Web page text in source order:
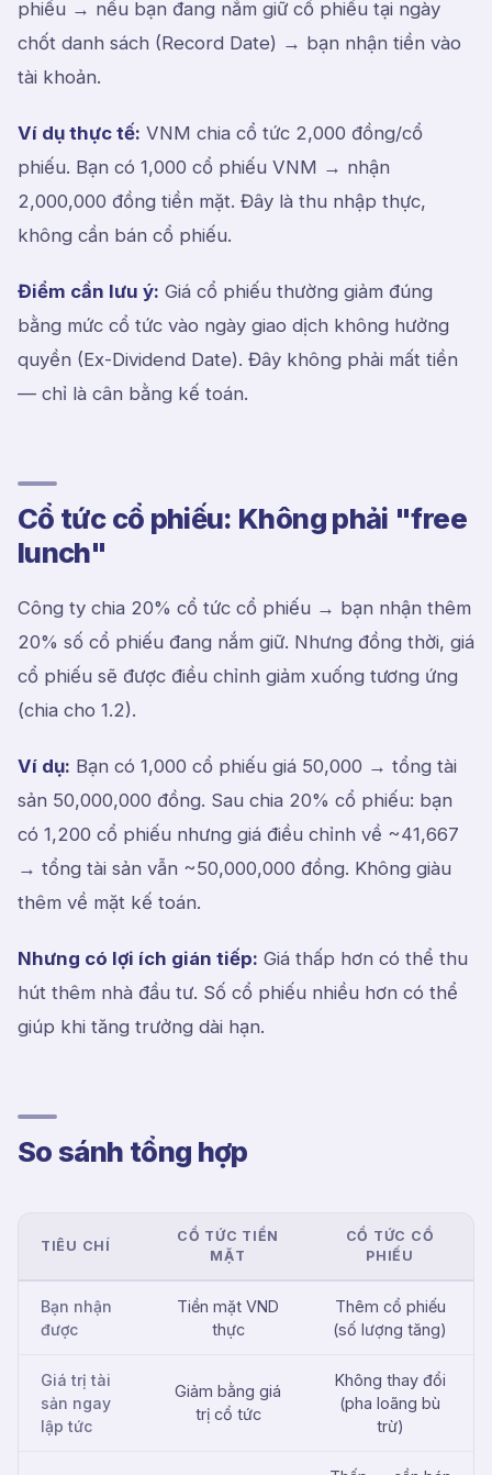
phiếu → nếu bạn đang nắm giữ cổ phiếu tại ngày
chốt danh sách (Record Date) → bạn nhận tiền vào
tài khoản.
Ví dụ thực tế: VNM chia cổ tức 2,000 đồng/cổ
phiếu. Bạn có 1,000 cổ phiếu VNM → nhận
2,000,000 đồng tiền mặt. Đây là thu nhập thực,
không cần bán cổ phiếu.
Điểm cần lưu ý: Giá cổ phiếu thường giảm đúng
bằng mức cổ tức vào ngày giao dịch không hưởng
quyền (Ex-Dividend Date). Đây không phải mất tiền
— chỉ là cân bằng kế toán.
Cổ tức cổ phiếu: Không phải "free
lunch"
Công ty chia 20% cổ tức cổ phiếu → bạn nhận thêm
20% số cổ phiếu đang nắm giữ. Nhưng đồng thời, giá
cổ phiếu sẽ được điều chỉnh giảm xuống tương ứng
(chia cho 1.2).
Ví dụ: Bạn có 1,000 cổ phiếu giá 50,000 → tổng tài
sản 50,000,000 đồng. Sau chia 20% cổ phiếu: bạn
có 1,200 cổ phiếu nhưng giá điều chỉnh về ~41,667
→ tổng tài sản vẫn ~50,000,000 đồng. Không giàu
thêm về mặt kế toán.
Nhưng có lợi ích gián tiếp: Giá thấp hơn có thể thu
hút thêm nhà đầu tư. Số cổ phiếu nhiều hơn có thể
giúp khi tăng trưởng dài hạn.
So sánh tổng hợp
TIÊU CHÍ
CỔ TỨC TIỀN
MẶT
CỔ TỨC CỔ
PHIẾU
Bạn nhận
được
Tiền mặt VND
thực
Thêm cổ phiếu
(số lượng tăng)
Giá trị tài
sản ngay
lập tức
Giảm bằng giá
trị cổ tức
Không thay đổi
(pha loãng bù
trừ)